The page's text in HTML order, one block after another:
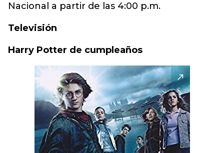
Nacional a partir de las 4:00 p.m.
Televisión
Harry Potter de cumpleaños